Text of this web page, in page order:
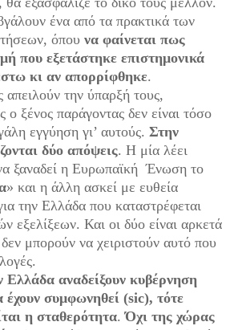
ένα από τα πρακτικά των
όπου να φαίνεται πως
που εξετάστηκε επιστημονικά
κι αν απορρίφθηκε.
την ύπαρξή τους,
ο ξένος παράγοντας δεν είναι τόσο
εγγύηση γι’ αυτούς. Στην
δύο απόψεις. Η μία λέει
ξαναδεί η Ευρωπαϊκή Ένωση το
» και η άλλη ασκεί με ευθεία
την Ελλάδα που καταστρέφεται
εξελίξεων. Και οι δύο είναι αρκετά
μπορούν να χειριστούν αυτό που
Ελλάδα αναδείξουν κυβέρνηση
έχουν συμφωνηθεί (sic), τότε
η σταθερότητα.Όχι της χώρας